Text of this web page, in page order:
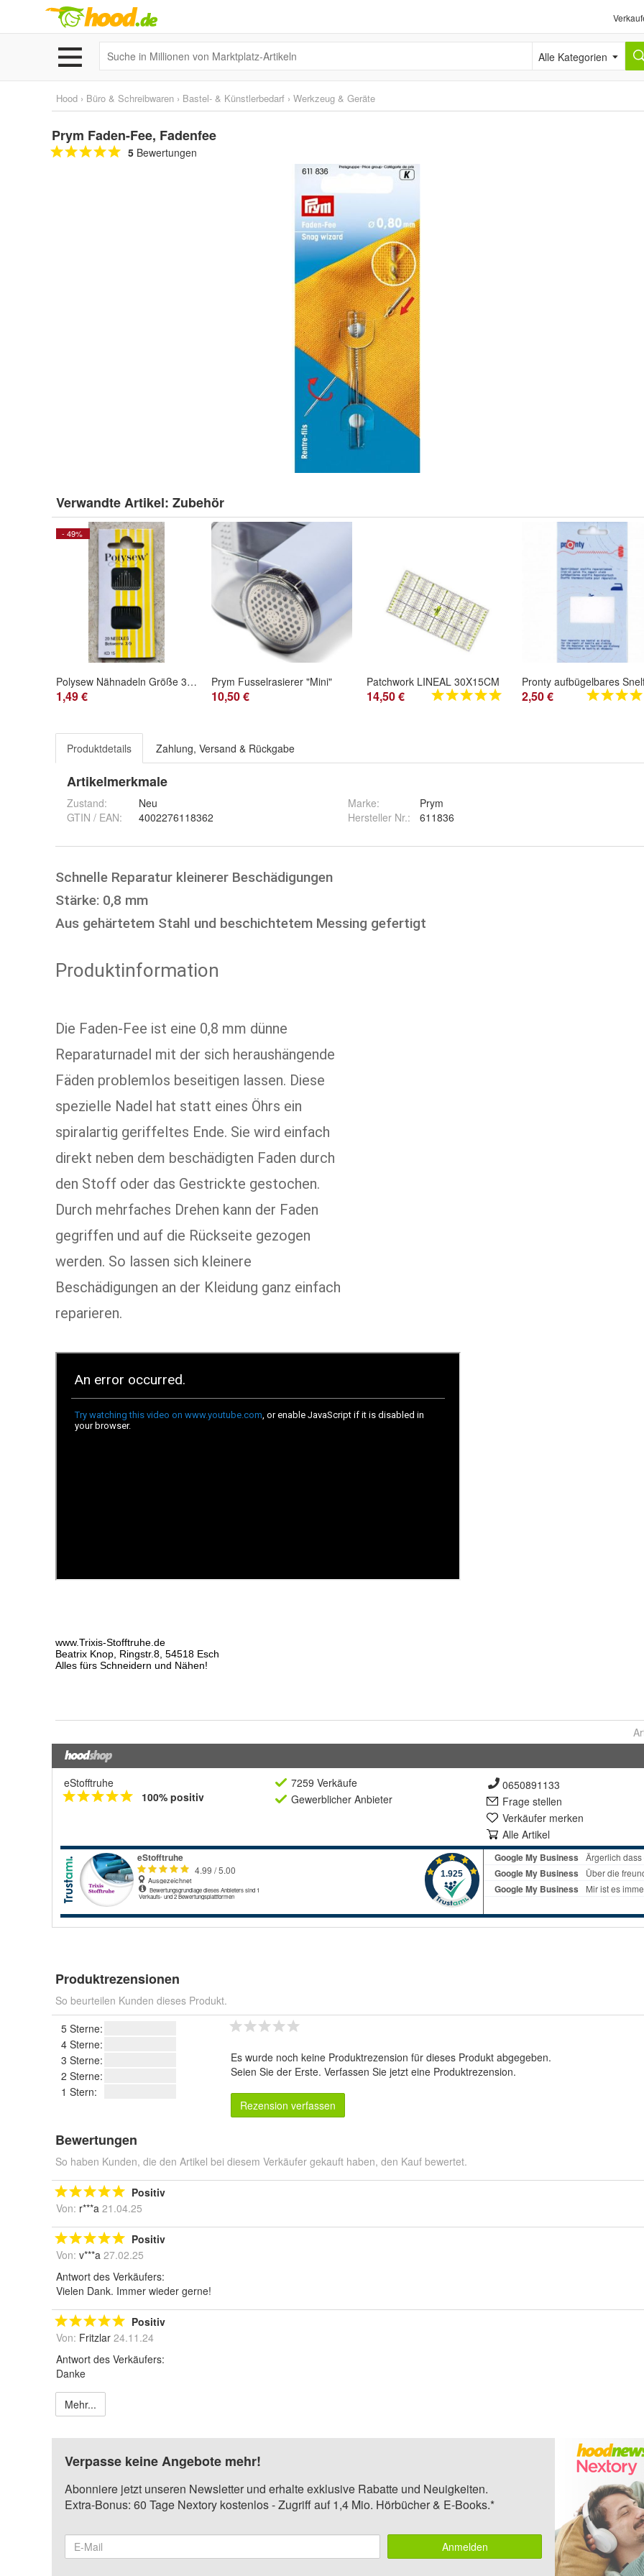
Alle Kategorien
Hood › Büro & Schreibwaren › Bastel- & Künstlerbedarf › Werkzeug & Geräte
Prym Faden-Fee, Fadenfee
5 Bewertungen
Verwandte Artikel: Zubehör
- 49%
Polysew Nähnadeln Größe 3/9 - 20 Stk
1,49 €
Prym Fusselrasierer "Mini"
10,50 €
Patchwork LINEAL 30X15CM
14,50 € 2,50 €
Produktdetails Zahlung, Versand & Rückgabe
Artikelmerkmale
Zustand:
Neu
GTIN / EAN:
4002276118362
Marke:
Prym
Hersteller Nr.:
611836
eStofftruhe
100% positiv
7259 Verkäufe
Gewerblicher Anbieter
0650891133
Frage stellen
Verkäufer merken
Alle Artikel
Produktrezensionen
So beurteilen Kunden dieses Produkt.
5 Sterne:
4 Sterne:
3 Sterne:
2 Sterne:
1 Stern:
Es wurde noch keine Produktrezension für dieses Produkt abgegeben.
Seien Sie der Erste. Verfassen Sie jetzt eine Produktrezension.
Rezension verfassen
Bewertungen
So haben Kunden, die den Artikel bei diesem Verkäufer gekauft haben, den Kauf bewertet.
Positiv
Von: r***a 21.04.25
Positiv
Von: v***a 27.02.25
Antwort des Verkäufers:
Vielen Dank. Immer wieder gerne!
Positiv
Von: Fritzlar 24.11.24
Antwort des Verkäufers:
Danke
Mehr...
Verpasse keine Angebote mehr!
Abonniere jetzt unseren Newsletter und erhalte exklusive Rabatte und Neuigkeiten.
Extra-Bonus: 60 Tage Nextory kostenlos - Zugriff auf 1,4 Mio. Hörbücher & E-Books.*
Anmelden